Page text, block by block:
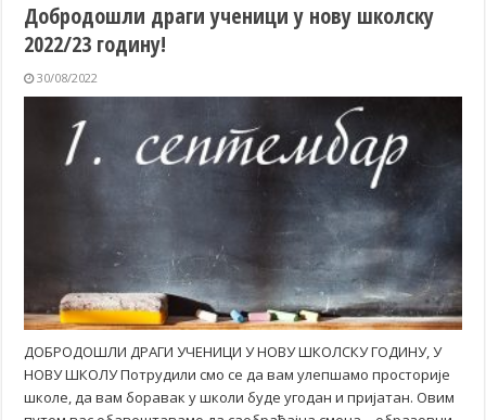
Добродошли драги ученици у нову школску
2022/23 годину!
30/08/2022
ДОБРОДОШЛИ ДРАГИ УЧЕНИЦИ У НОВУ ШКОЛСКУ ГОДИНУ, У
НОВУ ШКОЛУ Потрудили смо се да вам улепшамо просторије
школе, да вам боравак у школи буде угодан и пријатан. Овим